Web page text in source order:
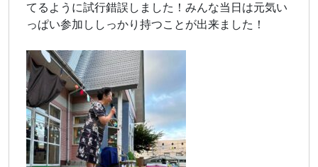
てるように試行錯誤しました！みんな当日は元気い
っぱい参加ししっかり持つことが出来ました！